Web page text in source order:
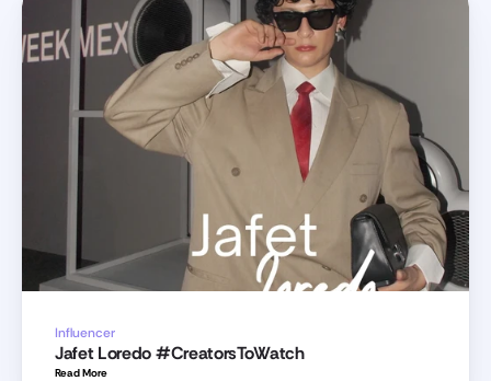
Influencer
Jafet Loredo #CreatorsToWatch
Read More